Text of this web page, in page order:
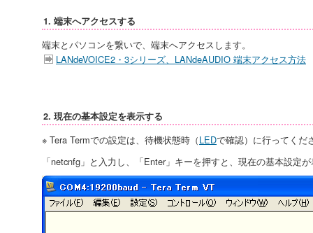
1. 端末へアクセスする
端末とパソコンを繋いで、端末へアクセスします。
LANdeVOICE2・3シリーズ、LANdeAUDIO 端末アクセス方法
2. 現在の基本設定を表示する
※ Tera Termでの設定は、待機状態時（LEDで確認）に行ってくだ
「netcnfg」と入力し、「Enter」キーを押すと、現在の基本設定